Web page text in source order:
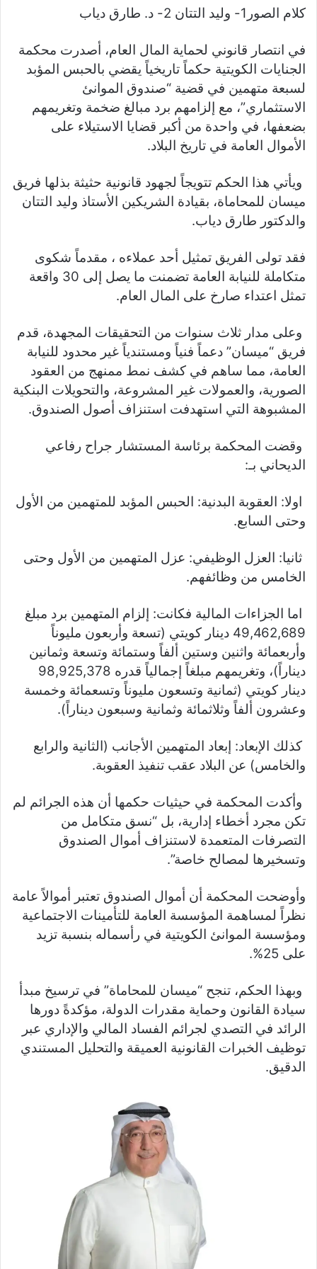
e
b
o
o
k
er
s
p
p
s
e
n
g
er
y
Li
n
k
gr
a
m
ar
e
كلام الصور 1- وليد التتان 2- د. طارق دياب
في انتصار قانوني لحماية المال العام، أصدرت محكمة
الجنايات الكويتية حكماً تاريخياً يقضي بالحبس المؤبد
لسبعة متهمين في قضية “صندوق الموانئ
الاستثماري”، مع إلزامهم برد مبالغ ضخمة وتغريمهم
بضعفها، في واحدة من أكبر قضايا الاستيلاء على
الأموال العامة في تاريخ البلاد.
ويأتي هذا الحكم تتويجاً لجهود قانونية حثيثة بذلها فريق
ميسان للمحاماة، بقيادة الشريكين الأستاذ وليد التتان
والدكتور طارق دياب.
فقد تولى الفريق تمثيل أحد عملاءه ، مقدماً شكوى
متكاملة للنيابة العامة تضمنت ما يصل إلى 30 واقعة
تمثل اعتداء صارخ على المال العام.
وعلى مدار ثلاث سنوات من التحقيقات المجهدة، قدم
فريق “ميسان” دعماً فنياً ومستندياً غير محدود للنيابة
العامة، مما ساهم في كشف نمط ممنهج من العقود
الصورية، والعمولات غير المشروعة، والتحويلات البنكية
المشبوهة التي استهدفت استنزاف أصول الصندوق.
وقضت المحكمة برئاسة المستشار جراح رفاعي
الديحاني بـ:
اولا: العقوبة البدنية: الحبس المؤبد للمتهمين من الأول
وحتى السابع.
ثانيا: العزل الوظيفي: عزل المتهمين من الأول وحتى
الخامس من وظائفهم.
اما الجزاءات المالية فكانت: إلزام المتهمين برد مبلغ
49,462,689 دينار كويتي (تسعة وأربعون مليوناً
وأربعمائة واثنين وستين ألفاً وستمائة وتسعة وثمانين
ديناراً)، وتغريمهم مبلغاً إجمالياً قدره 98,925,378
دينار كويتي (ثمانية وتسعون مليوناً وتسعمائة وخمسة
وعشرون ألفاً وثلاثمائة وثمانية وسبعون ديناراً).
كذلك الإبعاد: إبعاد المتهمين الأجانب (الثانية والرابع
والخامس) عن البلاد عقب تنفيذ العقوبة.
وأكدت المحكمة في حيثيات حكمها أن هذه الجرائم لم
تكن مجرد أخطاء إدارية، بل “نسق متكامل من
التصرفات المتعمدة لاستنزاف أموال الصندوق
وتسخيرها لمصالح خاصة”.
وأوضحت المحكمة أن أموال الصندوق تعتبر أموالاً عامة
نظراً لمساهمة المؤسسة العامة للتأمينات الاجتماعية
ومؤسسة الموانئ الكويتية في رأسماله بنسبة تزيد
على 25%.
وبهذا الحكم، تنجح “ميسان للمحاماة” في ترسيخ مبدأ
سيادة القانون وحماية مقدرات الدولة، مؤكدةً دورها
الرائد في التصدي لجرائم الفساد المالي والإداري عبر
توظيف الخبرات القانونية العميقة والتحليل المستندي
الدقيق.